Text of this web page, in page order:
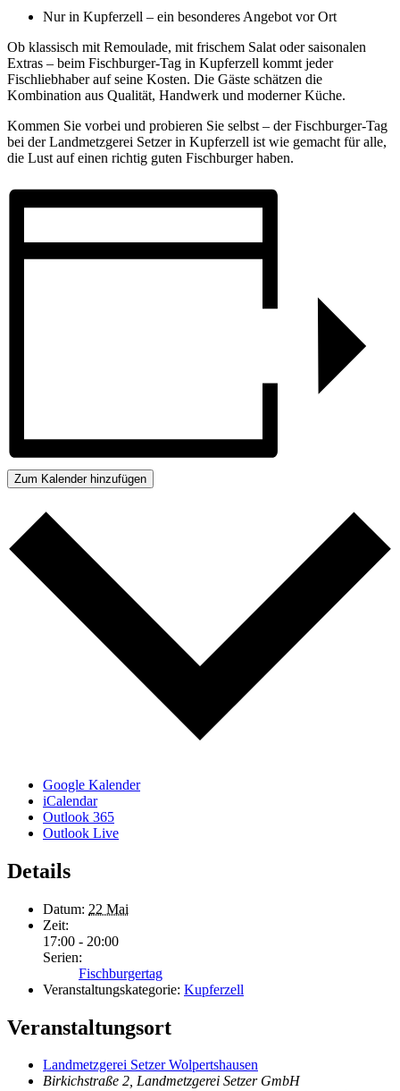
Nur in Kupferzell – ein besonderes Angebot vor Ort
Ob klassisch mit Remoulade, mit frischem Salat oder saisonalen
Extras – beim Fischburger-Tag in Kupferzell kommt jeder
Fischliebhaber auf seine Kosten. Die Gäste schätzen die
Kombination aus Qualität, Handwerk und moderner Küche.
Kommen Sie vorbei und probieren Sie selbst – der Fischburger-Tag
bei der Landmetzgerei Setzer in Kupferzell ist wie gemacht für alle,
die Lust auf einen richtig guten Fischburger haben.
Zum Kalender hinzufügen
Google Kalender
iCalendar
Outlook 365
Outlook Live
Details
Datum: 22 Mai
Zeit:
17:00 - 20:00
Serien:
Fischburgertag
Veranstaltungskategorie: Kupferzell
Veranstaltungsort
Landmetzgerei Setzer Wolpertshausen
Birkichstraße 2, Landmetzgerei Setzer GmbH